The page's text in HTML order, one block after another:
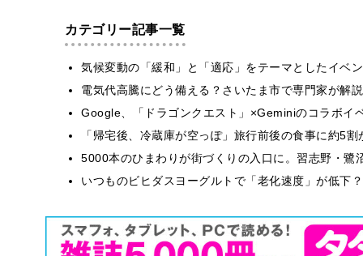
カテゴリー記事一覧
気候変動の「緩和」と「適応」をテーマとしたイベ
電気代高騰にどう備える？さいたま市で専門家が解
Google、「ドラゴンクエスト」×Geminiのコラボイ
「帰宅後、冷蔵庫が空っぽ」旅行前後の食事に約5
5000本のひまわりが街づくりの入口に。習志野・
いつものビヒダスヨーグルトで「老化速度」が低